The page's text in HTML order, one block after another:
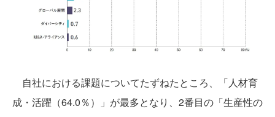
自社における課題についてたずねたところ、「人材育
成・活躍（64.0％）」が最多となり、2番目の「生産性の